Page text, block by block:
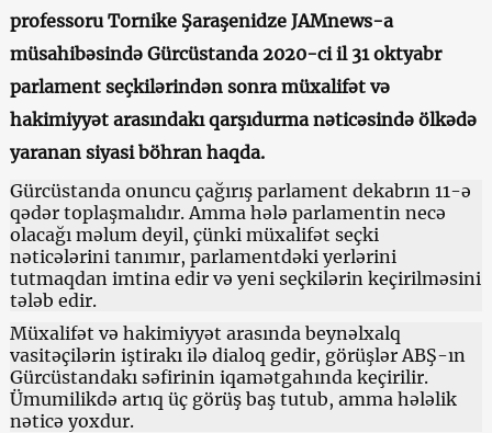
professoru Tornike Şaraşenidze JAMnews-a
müsahibəsində Gürcüstanda 2020-ci il 31 oktyabr
parlament seçkilərindən sonra müxalifət və
hakimiyyət arasındakı qarşıdurma nəticəsində ölkədə
yaranan siyasi böhran haqda.
Gürcüstanda onuncu çağırış parlament dekabrın 11-ə
qədər toplaşmalıdır. Amma hələ parlamentin necə
olacağı məlum deyil, çünki müxalifət seçki
nəticələrini tanımır, parlamentdəki yerlərini
tutmaqdan imtina edir və yeni seçkilərin keçirilməsini
tələb edir.
Müxalifət və hakimiyyət arasında beynəlxalq
vasitəçilərin iştirakı ilə dialoq gedir, görüşlər ABŞ-ın
Gürcüstandakı səfirinin iqamətgahında keçirilir.
Ümumilikdə artıq üç görüş baş tutub, amma hələlik
nəticə yoxdur.